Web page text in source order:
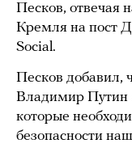
Песков, отвечая
Кремля на пост
Social.
Песков добавил,
Владимир Путин
которые
безопасности